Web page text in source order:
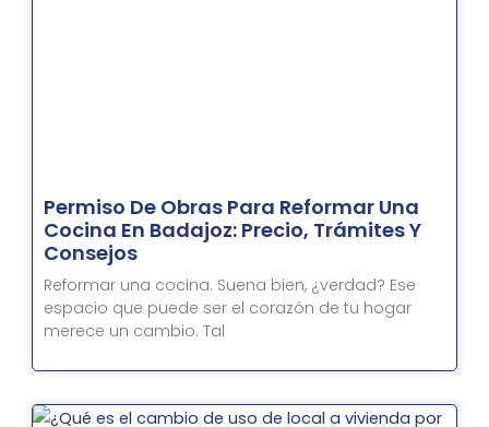
Permiso De Obras Para Reformar Una
Cocina En Badajoz: Precio, Trámites Y
Consejos
Reformar una cocina. Suena bien, ¿verdad? Ese
espacio que puede ser el corazón de tu hogar
merece un cambio. Tal